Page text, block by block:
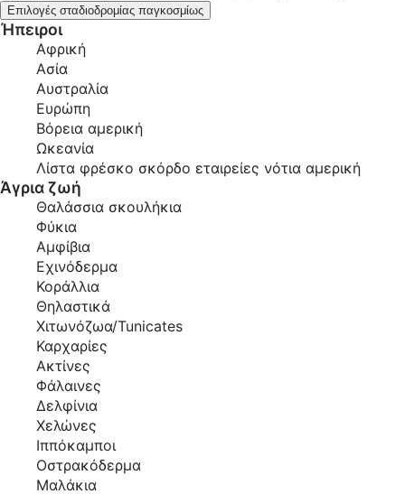
Επιλογές σταδιοδρομίας παγκοσμίως
Ήπειροι
Αφρική
Ασία
Αυστραλία
Ευρώπη
Βόρεια αμερική
Ωκεανία
Λίστα φρέσκο σκόρδο εταιρείες νότια αμερική
Άγρια ζωή
Θαλάσσια σκουλήκια
Φύκια
Αμφίβια
Εχινόδερμα
Κοράλλια
Θηλαστικά
Χιτωνόζωα/Tunicates
Καρχαρίες
Ακτίνες
Φάλαινες
Δελφίνια
Χελώνες
Ιππόκαμποι
Οστρακόδερμα
Μαλάκια